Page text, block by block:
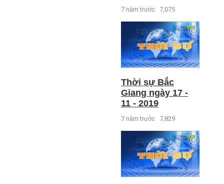
7 năm trước 7,075
Thời sự Bắc
Giang ngày 17 -
11 - 2019
7 năm trước 7,829